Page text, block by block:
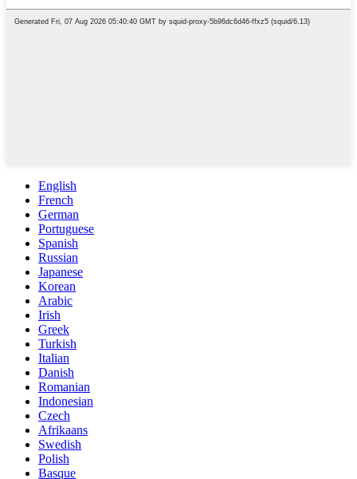
English
French
German
Portuguese
Spanish
Russian
Japanese
Korean
Arabic
Irish
Greek
Turkish
Italian
Danish
Romanian
Indonesian
Czech
Afrikaans
Swedish
Polish
Basque